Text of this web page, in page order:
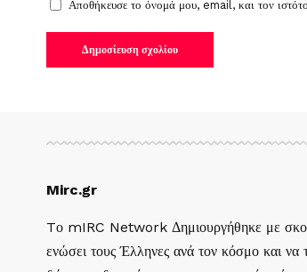
Αποθήκευσε το όνομά μου, email, και τον
Mirc.gr
Tο mIRC Network Δημιουργήθηκε με
ενώσει τους Έλληνες ανά τον κόσμο και να